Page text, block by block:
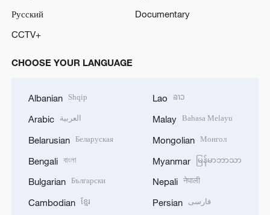
Русский
Documentary
CCTV+
CHOOSE YOUR LANGUAGE
Albanian Shqip
Arabic العربية
Belarusian Беларуская
Bengali বাংলা
Bulgarian Български
Cambodian ខ្មែរ
Lao ລາວ
Malay Bahasa Melayu
Mongolian Монгол
Myanmar မြန်မာဘာသာ
Nepali नेपाली
Persian فارسی